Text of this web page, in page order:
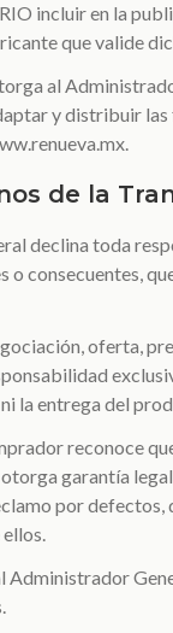
incluir en la
que valide
al
y distribuir
de la
declina toda
consecuentes,
oferta,
la entrega del
reconoce
garantía
por